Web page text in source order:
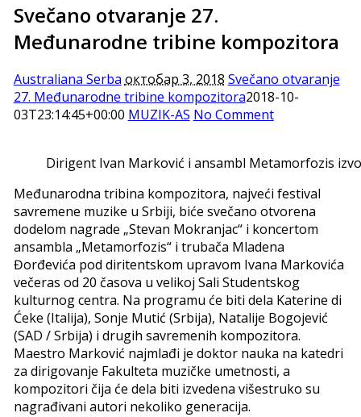
Svečano otvaranje 27.
Međunarodne tribine kompozitora
Australiana Serba октобар 3, 2018 Svečano otvaranje
27. Međunarodne tribine kompozitora2018-10-
03T23:14:45+00:00 MUZIK-AS No Comment
Dirigent Ivan Marković i ansambl Metamorfozis
Međunarodna tribina kompozitora, najveći festival
savremene muzike u Srbiji, biće svečano otvorena
dodelom nagrade „Stevan Mokranjac“ i koncertom
ansambla „Metamorfozis“ i trubača Mladena
Đorđevića pod diritentskom upravom Ivana Markovića
večeras od 20 časova u velikoj Sali Studentskog
kulturnog centra. Na programu će biti dela Katerine di
Ćeke (Italija), Sonje Mutić (Srbija), Natalije Bogojević
(SAD / Srbija) i drugih savremenih kompozitora.
Maestro Marković najmlađi je doktor nauka na katedri
za dirigovanje Fakulteta muzičke umetnosti, a
kompozitori čija će dela biti izvedena višestruko su
nagrađivani autori nekoliko generacija.